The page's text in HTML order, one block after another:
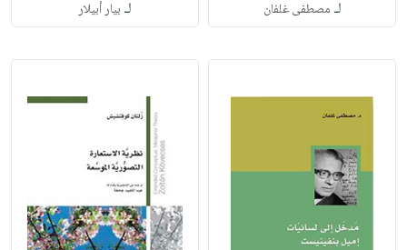
لـ مصطفى غلفان لـ بيار أبيلار